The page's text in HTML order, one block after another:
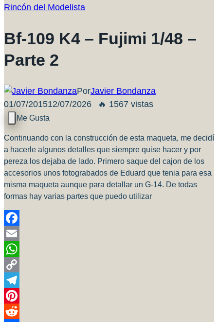
Rincón del Modelista
Bf-109 K4 – Fujimi 1/48 –
Parte 2
PorJavier Bondanza
01/07/201512/07/2026 🔥 1567 vistas
Continuando con la construcción de esta maqueta, me decidí
a hacerle algunos detalles que siempre quise hacer y por
pereza los dejaba de lado. Primero saque del cajon de los
accesorios unos fotograbados de Eduard que tenia para esa
misma maqueta aunque para detallar un G-14. De todas
formas hay varias partes que puedo utilizar
Facebook
Email
WhatsApp
Copy
Link
Telegram
Pinterest